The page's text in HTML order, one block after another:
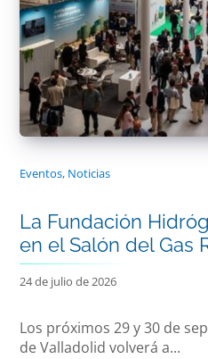
Eventos, Noticias
La Fundación
en el Salón del Gas
24 de julio de 2026
Los próximos 29 y 30 de
de Valladolid volverá a...